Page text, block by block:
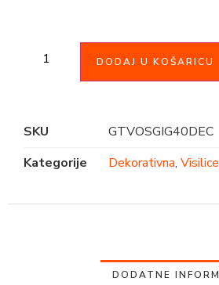
DODAJ U KOŠARICU
SKU
GTVOSGIG40DEC
Kategorije
Dekorativna,
DODATNE